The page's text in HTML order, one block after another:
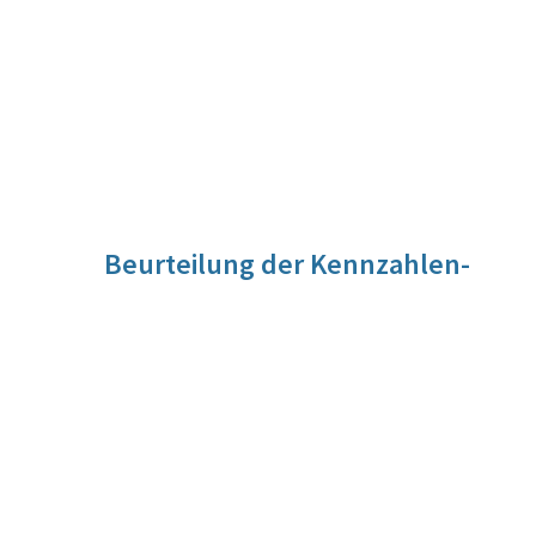
Beurteilung der Kennzahlen-